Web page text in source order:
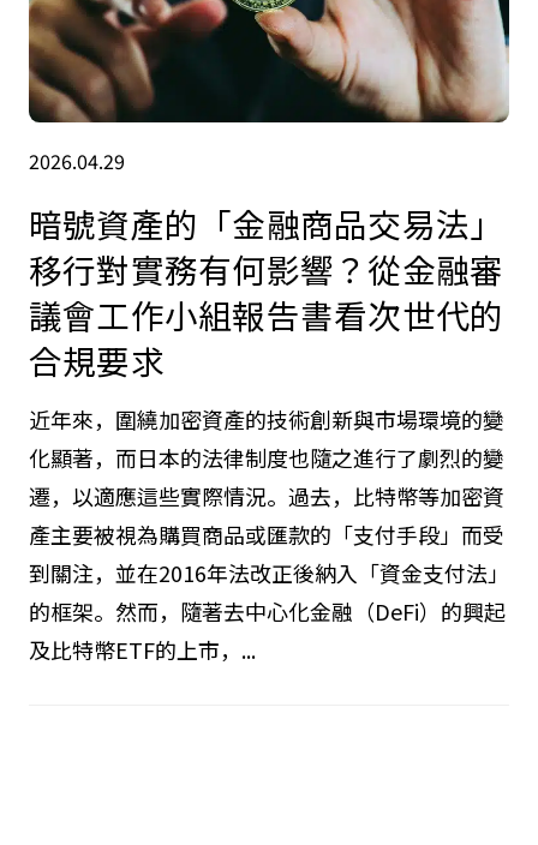
2026.04.29
暗號資產的「金融商品交易法」
移行對實務有何影響？從金融審
議會工作小組報告書看次世代的
合規要求
近年來，圍繞加密資產的技術創新與市場環境的變
化顯著，而日本的法律制度也隨之進行了劇烈的變
遷，以適應這些實際情況。過去，比特幣等加密資